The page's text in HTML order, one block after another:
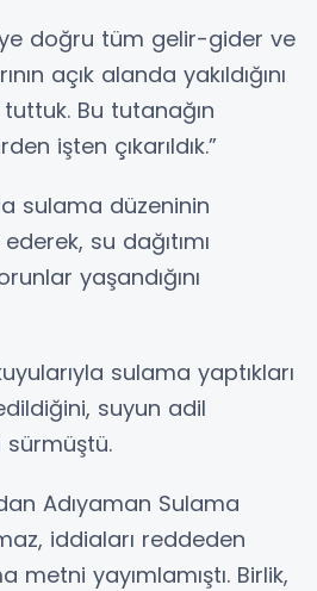
doğru tüm gelir-gider ve
açık alanda yakıldığını
Bu tutanağın
işten çıkarıldık.”
sulama düzeninin
su dağıtımı
yaşandığını
sulama yaptıkları
suyun adil
sürmüştü.
Adıyaman Sulama
iddiaları reddeden
metni yayımlamıştı. Birlik,